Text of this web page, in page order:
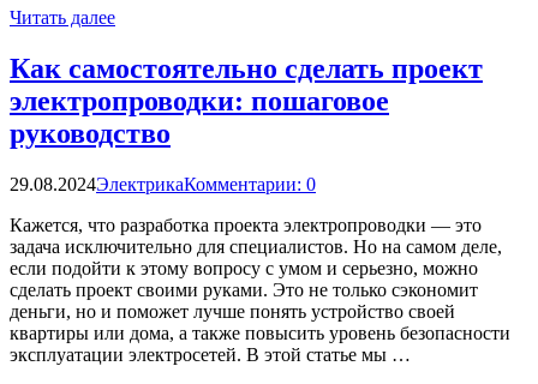
Читать далее
Как самостоятельно сделать проект
электропроводки: пошаговое
руководство
29.08.2024ЭлектрикаКомментарии: 0
Кажется, что разработка проекта электропроводки — это
задача исключительно для специалистов. Но на самом деле,
если подойти к этому вопросу с умом и серьезно, можно
сделать проект своими руками. Это не только сэкономит
деньги, но и поможет лучше понять устройство своей
квартиры или дома, а также повысить уровень безопасности
эксплуатации электросетей. В этой статье мы …